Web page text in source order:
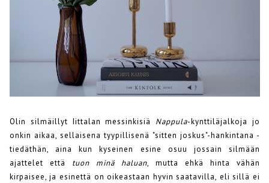
Olin silmäillyt Iittalan messinkisiä Nappula-kynttiläjalkoja jo
onkin aikaa, sellaisena tyypillisenä "sitten joskus"-hankintana -
tiedäthän, aina kun kyseinen esine osuu jossain silmään
ajattelet että tuon minä haluan, mutta ehkä hinta vähän
kirpaisee, ja esinettä on oikeastaan hyvin saatavilla, eli sillä ei